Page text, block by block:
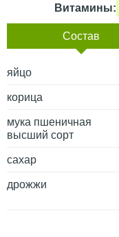
Витамины:
Состав
яйцо
корица
мука пшеничная
высший сорт
сахар
дрожжи